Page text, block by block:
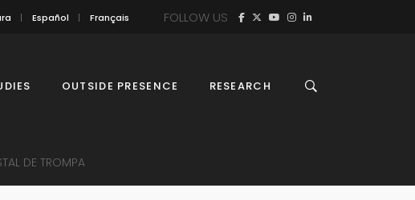
Español Français FOLLOW US
OUTSIDE PRESENCE RESEARCH
DE TROMPA